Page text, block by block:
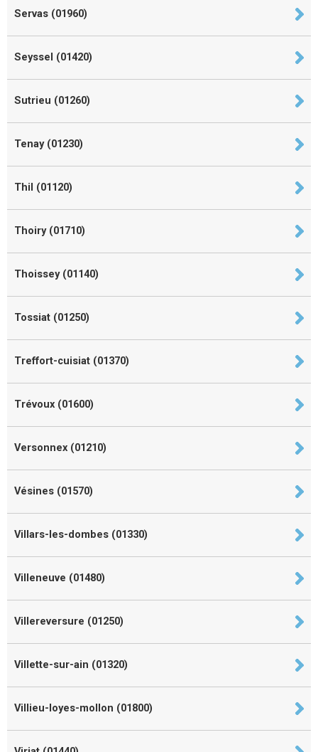
Servas (01960)
Seyssel (01420)
Sutrieu (01260)
Tenay (01230)
Thil (01120)
Thoiry (01710)
Thoissey (01140)
Tossiat (01250)
Treffort-cuisiat (01370)
Trévoux (01600)
Versonnex (01210)
Vésines (01570)
Villars-les-dombes (01330)
Villeneuve (01480)
Villereversure (01250)
Villette-sur-ain (01320)
Villieu-loyes-mollon (01800)